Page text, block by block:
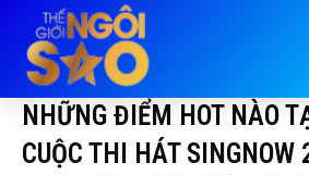
NHỮNG ĐIỂM HOT NÀO
CUỘC THI HÁT SINGNOW